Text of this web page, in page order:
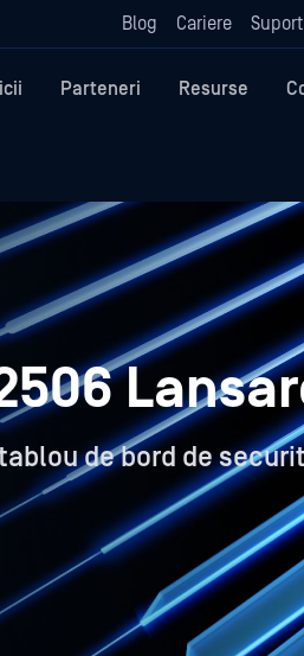
Blog Cariere Suport
Parteneri Resurse
de bord de